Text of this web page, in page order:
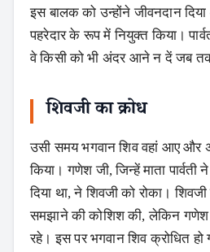
इस बालक को उन्होंने जीवनदान
पहरेदार के रूप में नियुक्त किया।
वे किसी को भी अंदर आने न दें जब
शिवजी का क्रोध
उसी समय भगवान शिव वहां आए और
किया। गणेश जी, जिन्हें माता पार्वती
दिया था, ने शिवजी को रोका।
समझाने की कोशिश की, लेकिन
रहे। इस पर भगवान शिव क्रोधित